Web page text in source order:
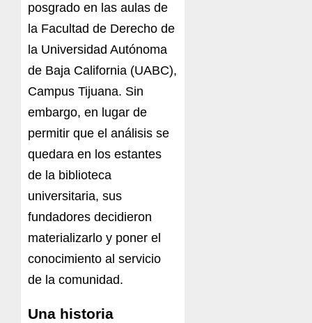
posgrado en las aulas de
la Facultad de Derecho de
la Universidad Autónoma
de Baja California (UABC),
Campus Tijuana. Sin
embargo, en lugar de
permitir que el análisis se
quedara en los estantes
de la biblioteca
universitaria, sus
fundadores decidieron
materializarlo y poner el
conocimiento al servicio
de la comunidad.
Una historia